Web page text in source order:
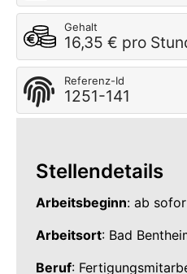
Gehalt
16,35 € pro
Referenz-Id
1251-141
Stellendetails
Arbeitsbeginn: ab
Arbeitsort: Bad
Beruf: